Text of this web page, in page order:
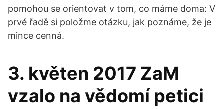
pomohou se orientovat v tom, co máme doma: V
prvé řadě si položme otázku, jak poznáme, že je
mince cenná.
3. květen 2017 ZaM
vzalo na vědomí petici